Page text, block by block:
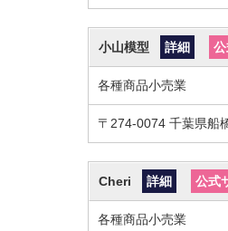
小山模型 詳細 公
各種商品小売業
〒274-0074 千葉県船
Cheri 詳細 公式
各種商品小売業